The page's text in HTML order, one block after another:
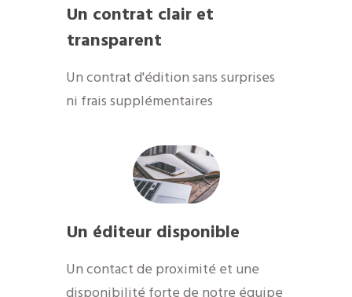
Un contrat clair et
transparent
Un contrat d'édition sans surprises
ni frais supplémentaires
Un éditeur disponible
Un contact de proximité et une